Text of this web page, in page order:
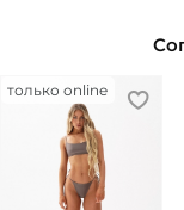
только online